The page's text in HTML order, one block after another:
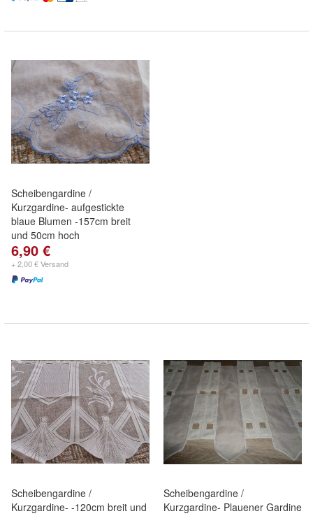
Scheibengardine /
Kurzgardine- aufgestickte
blaue Blumen -157cm breit
und 50cm hoch
6,90 €
+ 2,00 € Versand
Scheibengardine /
Kurzgardine- -120cm breit und
Scheibengardine /
Kurzgardine- Plauener Gardine